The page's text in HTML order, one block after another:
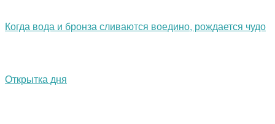
Когда вода и бронза сливаются воедино, рождается чудо
Открытка дня